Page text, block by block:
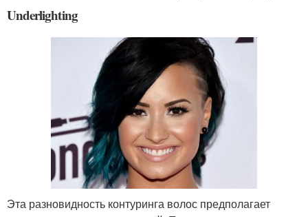
Underlighting
Эта разновидность контуринга волос предполагает